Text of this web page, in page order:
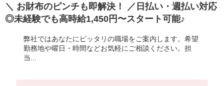
＼ お財布のピンチも即解決！ ／日払い・週払い対応
◎未経験でも高時給1,450円〜スタート可能♪
弊社ではあなたにピッタリの職場をご案内します。希望
勤務地や曜日・時間などお気軽にご相談ください。担
当...